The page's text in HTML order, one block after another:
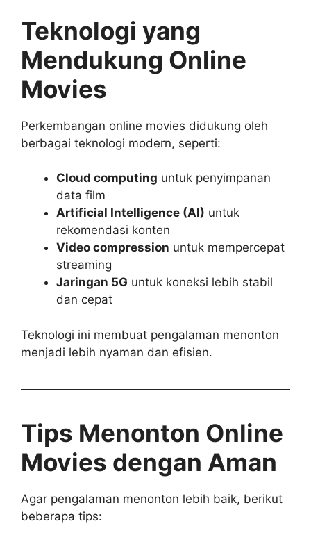
Teknologi yang
Mendukung Online
Movies
Perkembangan online movies didukung oleh
berbagai teknologi modern, seperti:
Cloud computing untuk penyimpanan
data film
Artificial Intelligence (AI) untuk
rekomendasi konten
Video compression untuk mempercepat
streaming
Jaringan 5G untuk koneksi lebih stabil
dan cepat
Teknologi ini membuat pengalaman menonton
menjadi lebih nyaman dan efisien.
Tips Menonton Online
Movies dengan Aman
Agar pengalaman menonton lebih baik, berikut
beberapa tips: